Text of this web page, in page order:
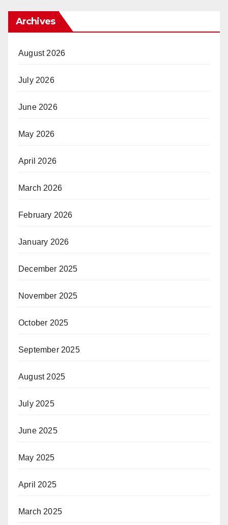
Archives
August 2026
July 2026
June 2026
May 2026
April 2026
March 2026
February 2026
January 2026
December 2025
November 2025
October 2025
September 2025
August 2025
July 2025
June 2025
May 2025
April 2025
March 2025